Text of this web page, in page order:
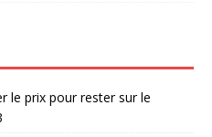
le prix pour rester sur le